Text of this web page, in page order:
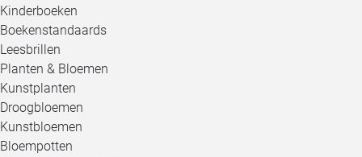
Kinderboeken
Boekenstandaards
Leesbrillen
Planten & Bloemen
Kunstplanten
Droogbloemen
Kunstbloemen
Bloempotten